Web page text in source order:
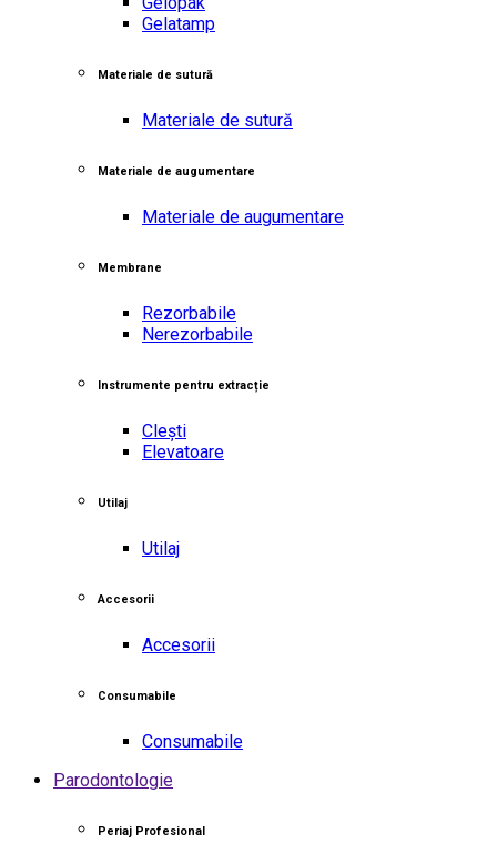
Gelatamp
Materiale de sutură
Materiale de sutură
Materiale de augumentare
Materiale de augumentare
Membrane
Rezorbabile
Nerezorbabile
Instrumente pentru extracție
Clești
Elevatoare
Utilaj
Utilaj
Accesorii
Accesorii
Consumabile
Consumabile
Parodontologie
Periaj Profesional